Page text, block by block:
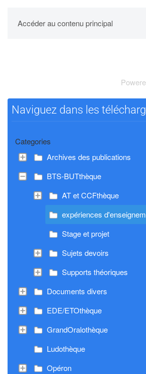
Accéder au contenu principal
UPBM
Naviguez dans les
Categories
Archives des publications
BTS-BUTthèque
AT et CCFthèque
expériences
Stage et projet
Sujets devoirs
Supports théoriques
Documents divers
EDE/ETOthèque
GrandOralothèque
Ludothèque
Opéron